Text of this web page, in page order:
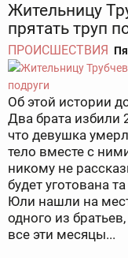
Жительницу
прятать труп
ПРОИСШЕСТВИЯ
Об этой истории
Два брата избили
что девушка
тело вместе с
никому не
будет уготована
Юли нашли на
одного из
все эти месяцы...